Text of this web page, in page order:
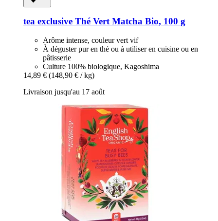
tea exclusive Thé Vert Matcha Bio, 100 g
Arôme intense, couleur vert vif
À déguster pur en thé ou à utiliser en cuisine ou en
pâtisserie
Culture 100% biologique, Kagoshima
14,89 € (148,90 € / kg)
Livraison jusqu'au 17 août